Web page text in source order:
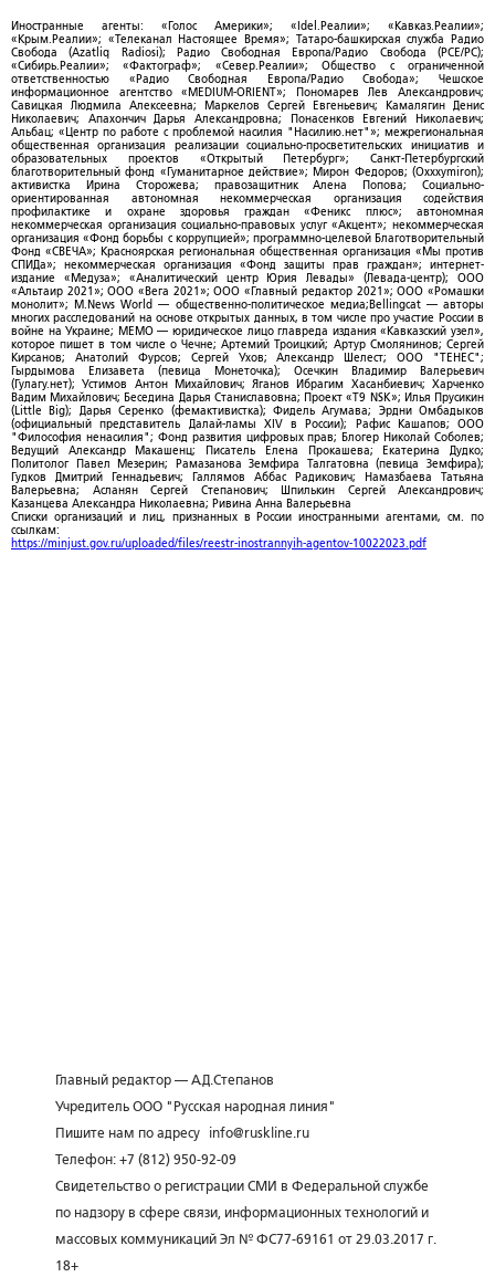
Иностранные агенты: «Голос Америки»; «Idel.Реалии»; «Кавказ.Реалии»;
«Крым.Реалии»; «Телеканал Настоящее Время»; Татаро-башкирская служба Радио
Свобода (Azatliq Radiosi); Радио Свободная Европа/Радио Свобода (PCE/PC);
«Сибирь.Реалии»; «Фактограф»; «Север.Реалии»; Общество с ограниченной
ответственностью «Радио Свободная Европа/Радио Свобода»; Чешское
информационное агентство «MEDIUM-ORIENT»; Пономарев Лев Александрович;
Савицкая Людмила Алексеевна; Маркелов Сергей Евгеньевич; Камалягин Денис
Николаевич; Апахончич Дарья Александровна; Понасенков Евгений Николаевич;
Альбац; «Центр по работе с проблемой насилия "Насилию.нет"»; межрегиональная
общественная организация реализации социально-просветительских инициатив и
образовательных проектов «Открытый Петербург»; Санкт-Петербургский
благотворительный фонд «Гуманитарное действие»; Мирон Федоров; (Oxxxymiron);
активистка Ирина Сторожева; правозащитник Алена Попова; Социально-
ориентированная автономная некоммерческая организация содействия
профилактике и охране здоровья граждан «Феникс плюс»; автономная
некоммерческая организация социально-правовых услуг «Акцент»; некоммерческая
организация «Фонд борьбы с коррупцией»; программно-целевой Благотворительный
Фонд «СВЕЧА»; Красноярская региональная общественная организация «Мы против
СПИДа»; некоммерческая организация «Фонд защиты прав граждан»; интернет-
издание «Медуза»; «Аналитический центр Юрия Левады» (Левада-центр); ООО
«Альтаир 2021»; ООО «Вега 2021»; ООО «Главный редактор 2021»; ООО «Ромашки
монолит»; M.News World — общественно-политическое медиа;Bellingcat — авторы
многих расследований на основе открытых данных, в том числе про участие России в
войне на Украине; МЕМО — юридическое лицо главреда издания «Кавказский узел»,
которое пишет в том числе о Чечне; Артемий Троицкий; Артур Смолянинов; Сергей
Кирсанов; Анатолий Фурсов; Сергей Ухов; Александр Шелест; ООО "ТЕНЕС";
Гырдымова Елизавета (певица Монеточка); Осечкин Владимир Валерьевич
(Гулагу.нет); Устимов Антон Михайлович; Яганов Ибрагим Хасанбиевич; Харченко
Вадим Михайлович; Беседина Дарья Станиславовна; Проект «T9 NSK»; Илья Прусикин
(Little Big); Дарья Серенко (фемактивистка); Фидель Агумава; Эрдни Омбадыков
(официальный представитель Далай-ламы XIV в России); Рафис Кашапов; ООО
"Философия ненасилия"; Фонд развития цифровых прав; Блогер Николай Соболев;
Ведущий Александр Макашенц; Писатель Елена Прокашева; Екатерина Дудко;
Политолог Павел Мезерин; Рамазанова Земфира Талгатовна (певица Земфира);
Гудков Дмитрий Геннадьевич; Галлямов Аббас Радикович; Намазбаева Татьяна
Валерьевна; Асланян Сергей Степанович; Шпилькин Сергей Александрович;
Казанцева Александра Николаевна; Ривина Анна Валерьевна
Списки организаций и лиц, признанных в России иностранными агентами, см. по
ссылкам:
https://minjust.gov.ru/uploaded/files/reestr-inostrannyih-agentov-10022023.pdf
Главный редактор — А.Д.Степанов
Учредитель ООО "Русская народная линия"
Пишите нам по адресу
info@ruskline.ru
Телефон: +7 (812) 950-92-09
Свидетельство о регистрации СМИ в Федеральной службе
по надзору в сфере связи, информационных технологий и
массовых коммуникаций Эл № ФС77-69161 от 29.03.2017 г.
18+